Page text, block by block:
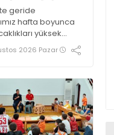
geride
hafta boyunca
yüksek
seyretmiş,
özellikle öğle
yaşatmıştı. Yeni
bir
beklenirken
ve güneşli
öne çıkıyor
2026 Pazar